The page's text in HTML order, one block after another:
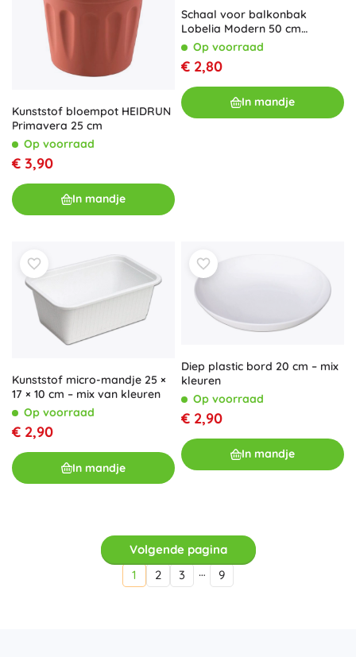
Kunststof bloempot HEIDRUN
Primavera 25 cm
Op voorraad
€ 3,90
In mandje
Schaal voor balkonbak
Lobelia Modern 50 cm
lichtgroen
Op voorraad
€ 2,80
In mandje
Kunststof micro-mandje 25 ×
17 × 10 cm – mix van kleuren
Op voorraad
€ 2,90
In mandje
Diep plastic bord 20 cm – mix
kleuren
Op voorraad
€ 2,90
In mandje
Volgende pagina
1
2 3 … 9